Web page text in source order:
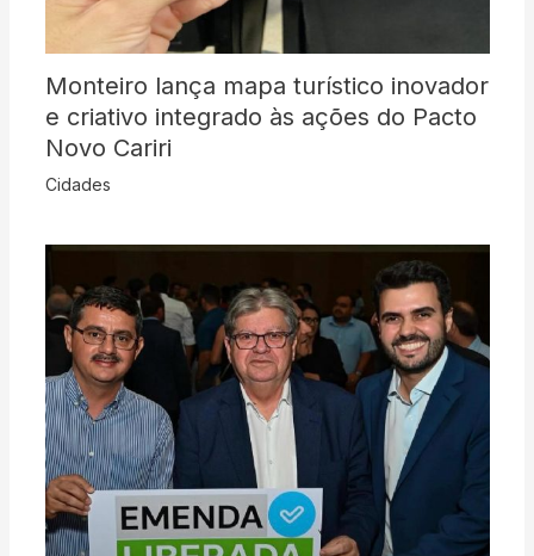
Monteiro lança mapa turístico inovador
e criativo integrado às ações do Pacto
Novo Cariri
Cidades